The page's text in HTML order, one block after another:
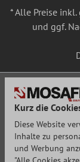
* Alle Preise
und ggf.
Kurz die
Diese Website
Inhalte zu
und Werbung